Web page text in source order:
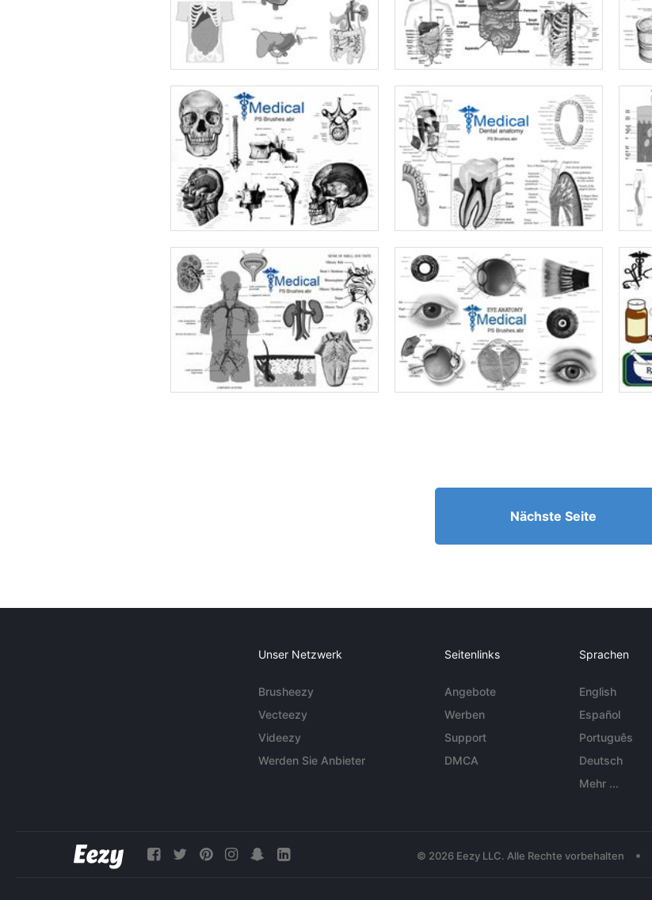
Nächste Seite
Unser Netzwerk
Brusheezy
Vecteezy
Videezy
Werden Sie Anbieter
Seitenlinks
Angebote
Werben
Support
DMCA
Sprachen
English
Español
Português
Deutsch
Mehr ...
© 2026 Eezy LLC. Alle Rechte vorbehalten •